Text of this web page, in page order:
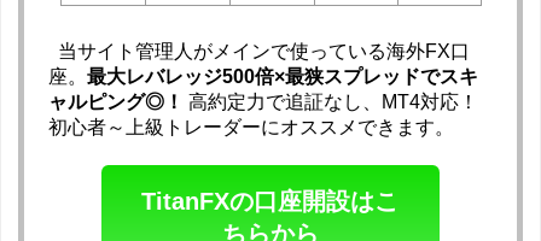
当サイト管理人がメインで使っている海外FX口
座。 最大レバレッジ500倍×最狭スプレッドでスキ
ャルピング◎！
高約定力で追証なし、MT4対応！
初心者～上級トレーダーにオススメできます。
TitanFXの口座開設はこ
ちらから